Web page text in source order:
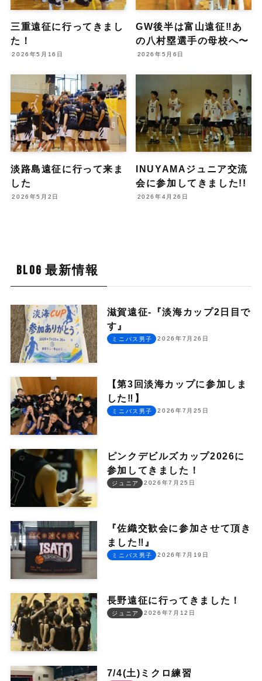
三重遠征に行ってきまし
た！
2026年5月16日
GW後半は富山遠征‼️あ
の八村塁選手の母校へ〜
2026年5月6日
淡路島遠征に行って来ま
した
2026年5月2日
INUYAMAジュニア交流
会に参加してきました!!
2026年4月26日
BLOG 最新情報
滋賀遠征-『淡海カップ2日目で
す』
2026年7月26日
ミニバス男子
【第3回淡海カップに参加しま
した‼︎】
2026年7月25日
ミニバス男子
ピンクデビルズカップ2026に
参加してきました！
2026年7月25日
ジュニア
『佐織交歓会に参加させて頂き
ました‼︎』
2026年7月19日
ミニバス男子
長野遠征に行ってきました！
2026年7月12日
ジュニア
7/4(土)ミクロ練習